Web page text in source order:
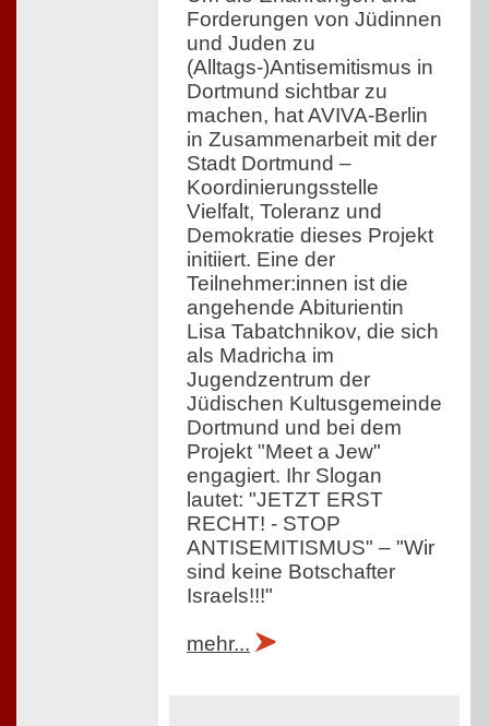
Forderungen von Jüdinnen
und Juden zu
(Alltags-)Antisemitismus in
Dortmund sichtbar zu
machen, hat AVIVA-Berlin
in Zusammenarbeit mit der
Stadt Dortmund –
Koordinierungsstelle
Vielfalt, Toleranz und
Demokratie dieses Projekt
initiiert. Eine der
Teilnehmer:innen ist die
angehende Abiturientin
Lisa Tabatchnikov, die sich
als Madricha im
Jugendzentrum der
Jüdischen Kultusgemeinde
Dortmund und bei dem
Projekt "Meet a Jew"
engagiert. Ihr Slogan
lautet: "JETZT ERST
RECHT! - STOP
ANTISEMITISMUS" – "Wir
sind keine Botschafter
Israels!!!"
mehr...